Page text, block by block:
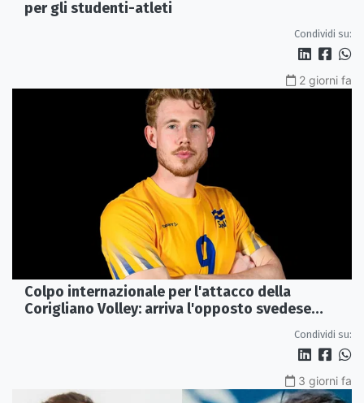
per gli studenti-atleti
Condividi su:
2 giorni fa
Colpo internazionale per l'attacco della
Corigliano Volley: arriva l'opposto svedese
Condividi su:
3 giorni fa